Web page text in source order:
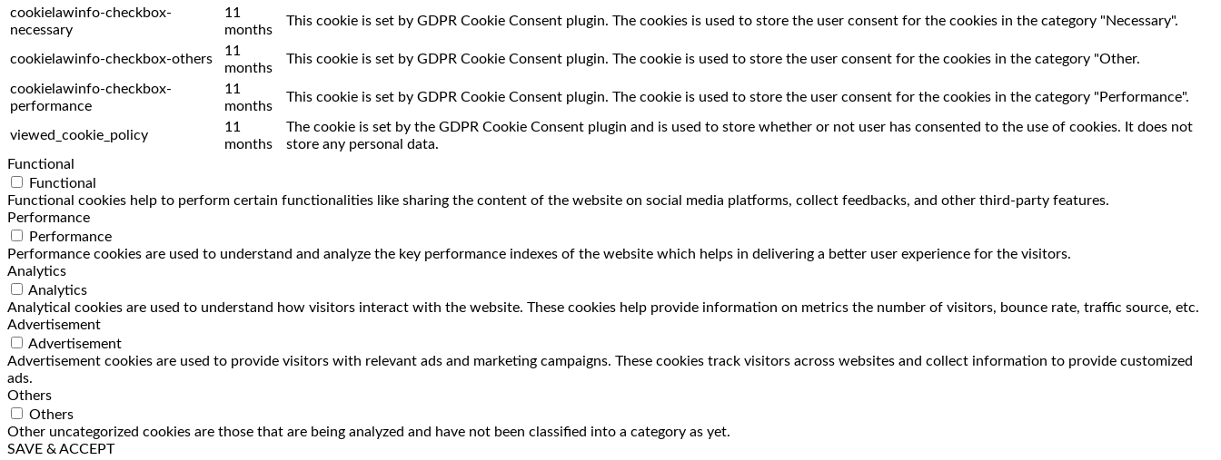
cookielawinfo-checkbox-
necessary
11
months
This cookie is set by GDPR Cookie Consent plugin. The cookies is used to store the user consent for the cookies in the category "Necessary".
cookielawinfo-checkbox-others
11
months
This cookie is set by GDPR Cookie Consent plugin. The cookie is used to store the user consent for the cookies in the category "Other.
cookielawinfo-checkbox-
performance
11
months
This cookie is set by GDPR Cookie Consent plugin. The cookie is used to store the user consent for the cookies in the category "Performance".
viewed_cookie_policy
11
months
The cookie is set by the GDPR Cookie Consent plugin and is used to store whether or not user has consented to the use of cookies. It does not
store any personal data.
Functional
Functional
Functional cookies help to perform certain functionalities like sharing the content of the website on social media platforms, collect feedbacks, and other third-party features.
Performance
Performance
Performance cookies are used to understand and analyze the key performance indexes of the website which helps in delivering a better user experience for the visitors.
Analytics
Analytics
Analytical cookies are used to understand how visitors interact with the website. These cookies help provide information on metrics the number of visitors, bounce rate, traffic source, etc.
Advertisement
Advertisement
Advertisement cookies are used to provide visitors with relevant ads and marketing campaigns. These cookies track visitors across websites and collect information to provide customized
ads.
Others
Others
Other uncategorized cookies are those that are being analyzed and have not been classified into a category as yet.
SAVE & ACCEPT